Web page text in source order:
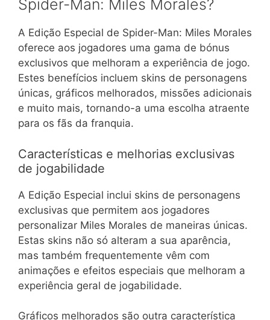
Spider-Man: Miles Morales?
A Edição Especial de Spider-Man: Miles Morales
oferece aos jogadores uma gama de bónus
exclusivos que melhoram a experiência de jogo.
Estes benefícios incluem skins de personagens
únicas, gráficos melhorados, missões adicionais
e muito mais, tornando-a uma escolha atraente
para os fãs da franquia.
Características e melhorias exclusivas
de jogabilidade
A Edição Especial inclui skins de personagens
exclusivas que permitem aos jogadores
personalizar Miles Morales de maneiras únicas.
Estas skins não só alteram a sua aparência,
mas também frequentemente vêm com
animações e efeitos especiais que melhoram a
experiência geral de jogabilidade.
Gráficos melhorados são outra característica